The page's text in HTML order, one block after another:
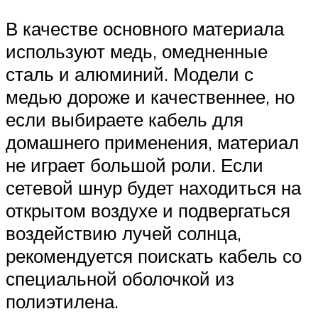
В качестве основного материала
используют медь, омедненные
сталь и алюминий. Модели с
медью дороже и качественнее, но
если выбираете кабель для
домашнего применения, материал
не играет большой роли. Если
сетевой шнур будет находиться на
открытом воздухе и подвергаться
воздействию лучей солнца,
рекомендуется поискать кабель со
специальной оболочкой из
полиэтилена.